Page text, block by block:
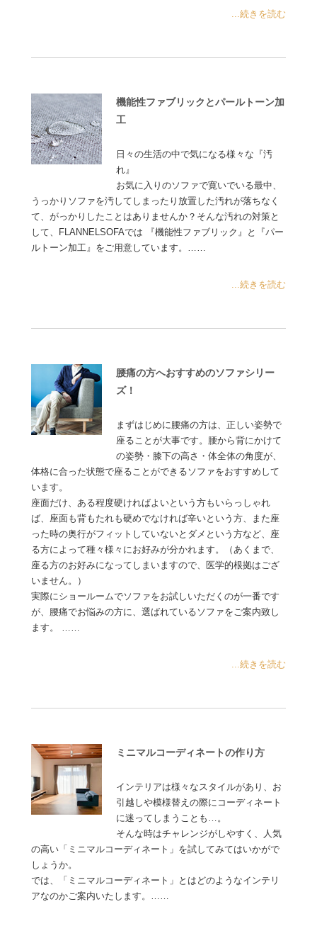
...続きを読む
機能性ファブリックとパールトーン加
工
日々の生活の中で気になる様々な『汚
れ』
お気に入りのソファで寛いでいる最中、
うっかりソファを汚してしまったり放置した汚れが落ちなく
て、がっかりしたことはありませんか？そんな汚れの対策と
して、FLANNELSOFAでは 『機能性ファブリック』と『パー
ルトーン加工』をご用意しています。……
...続きを読む
腰痛の方へおすすめのソファシリー
ズ！
まずはじめに腰痛の方は、正しい姿勢で
座ることが大事です。腰から背にかけて
の姿勢・膝下の高さ・体全体の角度が、
体格に合った状態で座ることができるソファをおすすめして
います。
座面だけ、ある程度硬ければよいという方もいらっしゃれ
ば、座面も背もたれも硬めでなければ辛いという方、また座
った時の奥行がフィットしていないとダメという方など、座
る方によって種々様々にお好みが分かれます。（あくまで、
座る方のお好みになってしまいますので、医学的根拠はござ
いません。）
実際にショールームでソファをお試しいただくのが一番です
が、腰痛でお悩みの方に、選ばれているソファをご案内致し
ます。 ……
...続きを読む
ミニマルコーディネートの作り方
インテリアは様々なスタイルがあり、お
引越しや模様替えの際にコーディネート
に迷ってしまうことも…。
そんな時はチャレンジがしやすく、人気
の高い「ミニマルコーディネート」を試してみてはいかがで
しょうか。
では、「ミニマルコーディネート」とはどのようなインテリ
アなのかご案内いたします。……